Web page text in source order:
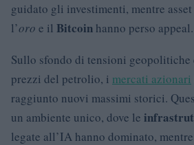
guidato gli investimenti, mentre
l’oro e il Bitcoin hanno perso appeal.
Sullo sfondo di tensioni geopolitiche
prezzi del petrolio, i mercati azionari
raggiunto nuovi massimi storici.
un ambiente unico, dove le
legate all’IA hanno dominato,